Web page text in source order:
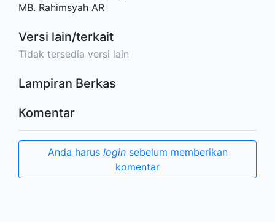
MB. Rahimsyah AR
Versi lain/terkait
Tidak tersedia versi lain
Lampiran Berkas
Komentar
Anda harus loginsebelum memberikan
komentar